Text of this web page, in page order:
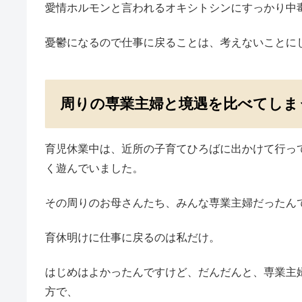
愛情ホルモンと言われるオキシトシンにすっかり中
憂鬱になるので仕事に戻ることは、考えないことに
周りの専業主婦と境遇を比べてしま
育児休業中は、近所の子育てひろばに出かけて行
く遊んでいました。
その周りのお母さんたち、みんな専業主婦だったん
育休明けに仕事に戻るのは私だけ。
はじめはよかったんですけど、だんだんと、専業
方で、